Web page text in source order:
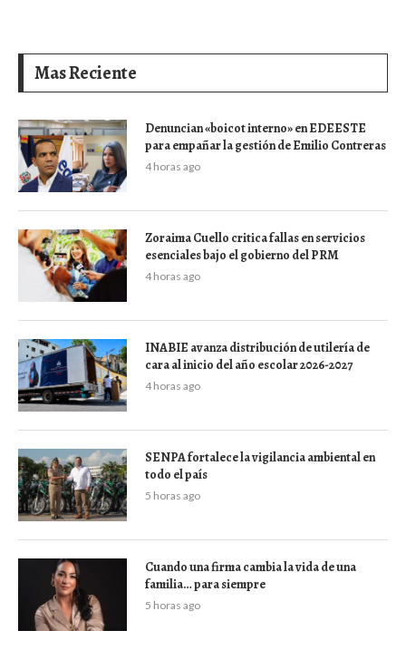
Mas Reciente
Denuncian «boicot interno» en EDEESTE
para empañar la gestión de Emilio Contreras
4 horas ago
Zoraima Cuello critica fallas en servicios
esenciales bajo el gobierno del PRM
4 horas ago
INABIE avanza distribución de utilería de
cara al inicio del año escolar 2026-2027
4 horas ago
SENPA fortalece la vigilancia ambiental en
todo el país
5 horas ago
Cuando una firma cambia la vida de una
familia… para siempre
5 horas ago